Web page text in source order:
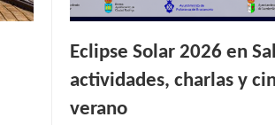
Eclipse Solar 2026 en
actividades, charlas y
verano